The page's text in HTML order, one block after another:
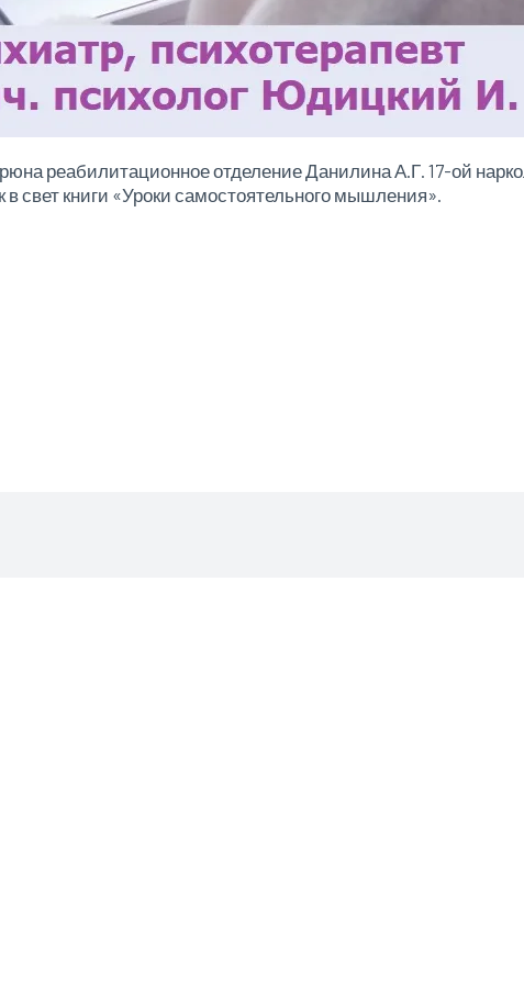
реабилитационное отделение Данилина А.Г. 17-ой
свет книги «Уроки самостоятельного мышления».